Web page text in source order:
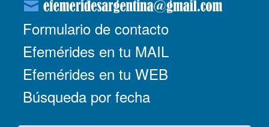
Formulario de contacto
Efemérides en tu MAIL
Efemérides en tu WEB
Búsqueda por fecha